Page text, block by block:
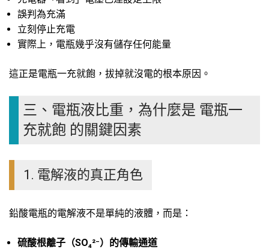
誤判為充滿
立刻停止充電
實際上，電瓶幾乎沒有儲存任何能量
這正是電瓶一充就飽，拔掉就沒電的根本原因。
三、電瓶液比重，為什麼是 電瓶一
充就飽 的關鍵因素
1. 電解液的真正角色
鉛酸電瓶的電解液不是單純的液體，而是：
硫酸根離子（SO₄²⁻）的傳輸通道